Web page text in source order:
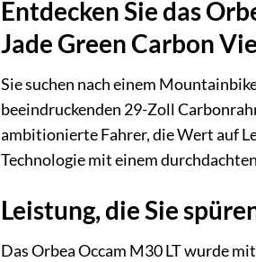
Entdecken Sie das
Jade Green Carbon
Sie suchen nach einem
beeindruckenden 29-Zoll
ambitionierte Fahrer, die Wert auf
Technologie mit einem
Leistung, die Sie
Das Orbea Occam M30 LT wurde